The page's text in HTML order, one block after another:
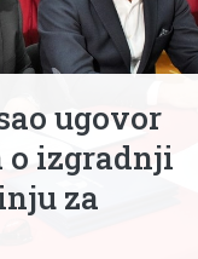
ugovor
o izgradnji
za